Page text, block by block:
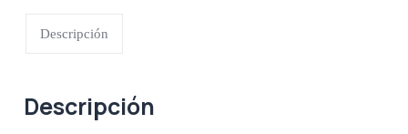
Descripción
Descripción